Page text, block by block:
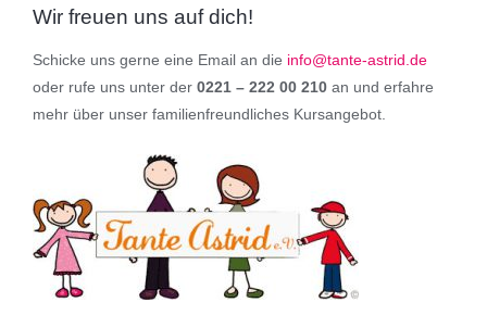
Wir freuen uns auf dich!
Schicke uns gerne eine Email an die info@tante-astrid.de
oder rufe uns unter der 0221 – 222 00 210 an und erfahre
mehr über unser familienfreundliches Kursangebot.